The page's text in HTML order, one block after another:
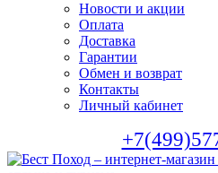
Новости и акции
Оплата
Доставка
Гарантии
Обмен и возврат
Контакты
Личный кабинет